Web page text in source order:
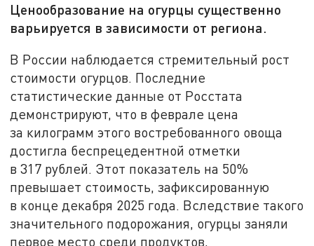
Ценообразование на огурцы существенно
варьируется в зависимости от региона.
В России наблюдается стремительный рост
стоимости огурцов. Последние
статистические данные от Росстата
демонстрируют, что в феврале цена
за килограмм этого востребованного овоща
достигла беспрецедентной отметки
в 317 рублей. Этот показатель на 50%
превышает стоимость, зафиксированную
в конце декабря 2025 года. Вследствие такого
значительного подорожания, огурцы заняли
первое место среди продуктов,